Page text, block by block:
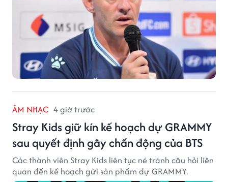
ÂM NHẠC 4 giờ trước
Stray Kids giữ kín kế hoạch dự GRAMMY
sau quyết định gây chấn động của BTS
Các thành viên Stray Kids liên tục né tránh câu hỏi liên
quan đến kế hoạch gửi sản phẩm dự GRAMMY.